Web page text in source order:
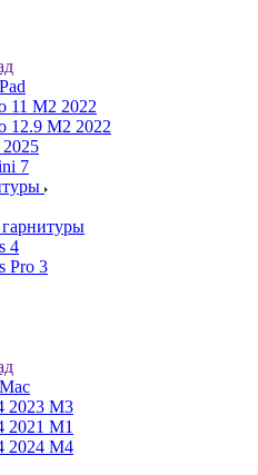
11 M2 2022
12.9 M2 2022
2025
7
4
Pro 3
2023 M3
2021 M1
2024 M4